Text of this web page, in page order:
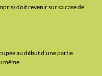
doit revenir sur sa case de
au début d'une partie
même